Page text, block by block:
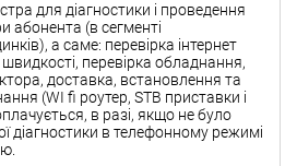
для діагностики і проведення
абонента (в сегменті
а саме: перевірка інтернет
перевірка обладнання,
доставка, встановлення та
(WI fi роутер, STB приставки і
в разі, якщо не було
діагностики в телефонному режимі